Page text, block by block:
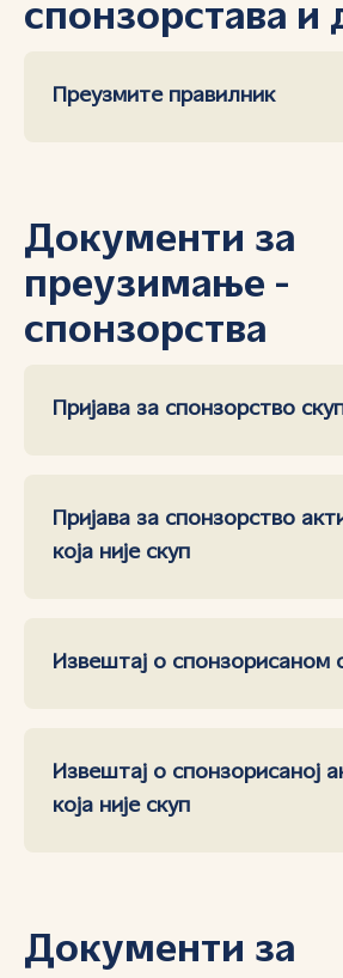
спонзорстава и
Преузмите правилник
Документи за
преузимање -
спонзорства
Пријава за спонзорство
Пријава за спонзорство
која није скуп
Извештај о спонзорисаном
Извештај о спонзорисаној
која није скуп
Документи за